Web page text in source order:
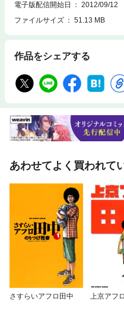
電子版配信開始日
2012/09/12
ファイルサイズ
51.13 MB
作品をシェアする
あわせてよく買われて
さすらいアフロ田中 上京アフ